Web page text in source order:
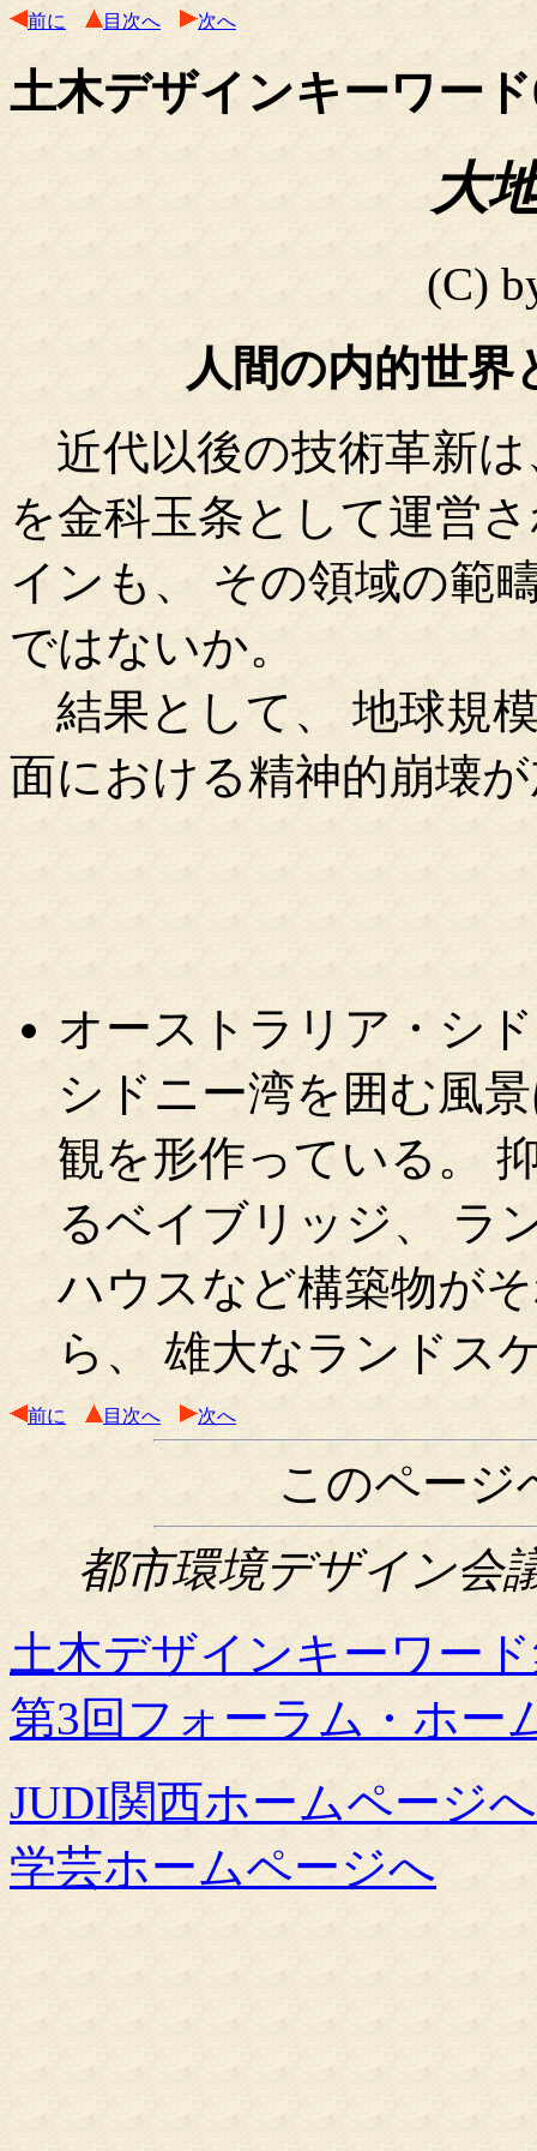
前に 目次へ 次へ
土木デザインキーワー
大
(C)
人間の内的世界
近代以後の技術革新は
を金科玉条として運営
インも、 その領域の範
ではないか。
結果として、 地球規
面における精神的崩壊
オーストラリア・シ
シドニー湾を囲む風
観を形作っている。
るベイブリッジ、 ラ
ハウスなど構築物が
ら、 雄大なランドス
前に 目次へ 次へ
このページ
都市環境デザイン会
土木デザインキーワー
第3回フォーラム・ホー
JUDI関西ホームページへ
学芸ホームページへ